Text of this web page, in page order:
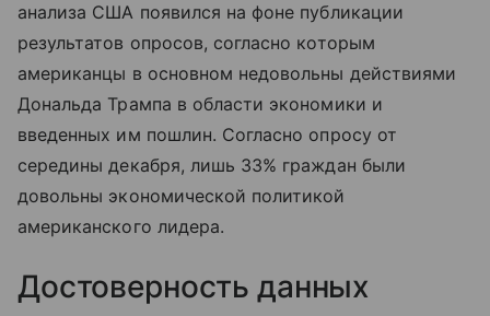
анализа США появился на фоне публикации
результатов опросов, согласно которым
американцы в основном недовольны действиями
Дональда Трампа в области экономики и
введенных им пошлин. Согласно опросу от
середины декабря, лишь 33% граждан были
довольны экономической политикой
американского лидера.
Достоверность данных